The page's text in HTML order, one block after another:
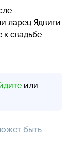
ларец Ядвиги
к свадьбе
или
быть